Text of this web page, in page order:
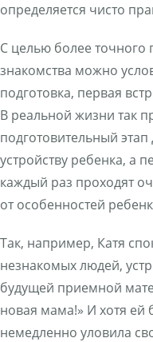
определяется чисто
С целью более точного
знакомства можно
подготовка, первая
В реальной жизни так
подготовительный
устройству ребенка, а
каждый раз проходят
от особенностей
Так, например, Катя
незнакомых людей,
будущей приемной
новая мама!» И хотя ей
немедленно уловила